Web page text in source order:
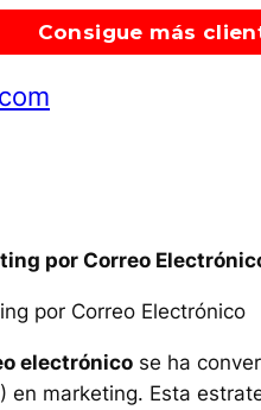
Consigue más
por Correo
por Correo Electrónico
electrónico se ha
en marketing. Esta